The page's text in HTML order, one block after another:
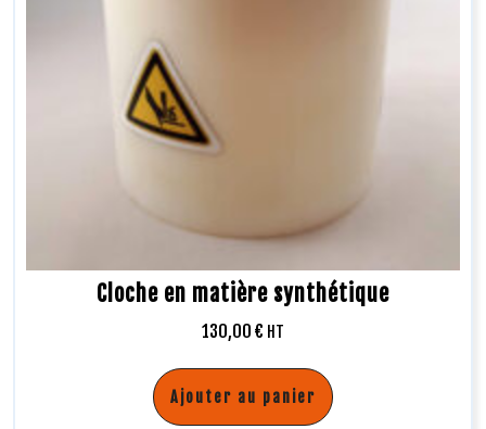
Cloche en matière synthétique
130,00 € HT
Ajouter au panier